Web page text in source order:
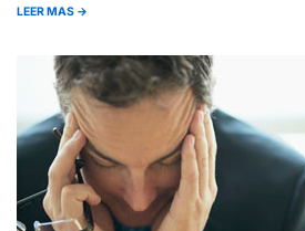
LEER MAS →